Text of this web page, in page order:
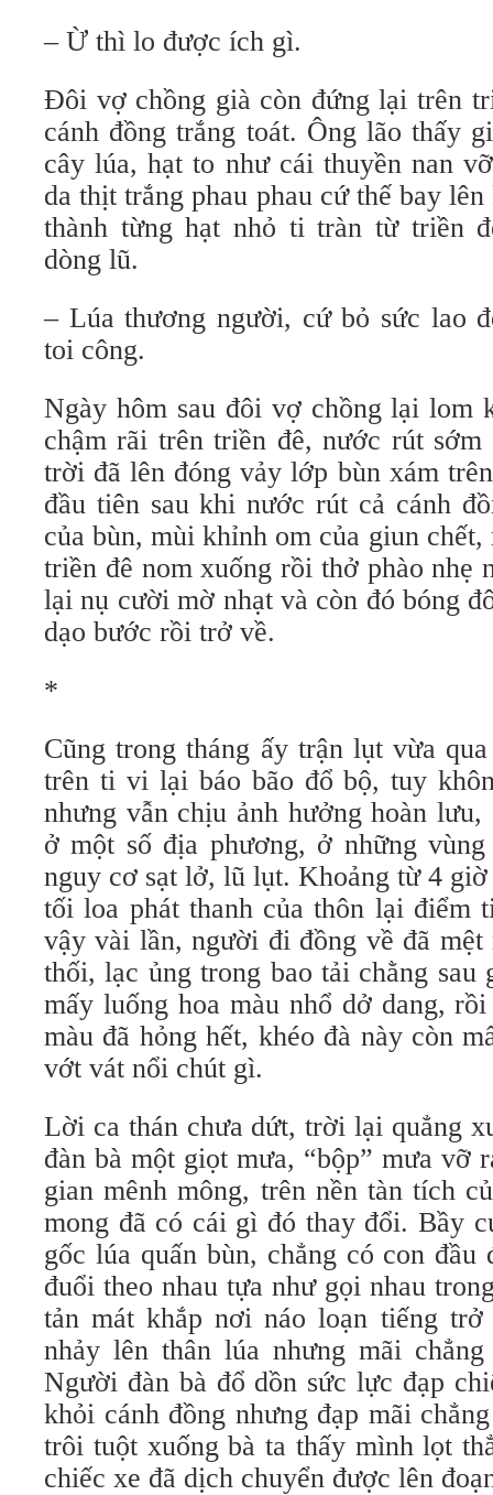
– Ừ thì lo được ích gì.
Đôi vợ chồng già còn đứng lại trên
cánh đồng trắng toát. Ông lão thấy
cây lúa, hạt to như cái thuyền nan
da thịt trắng phau phau cứ thế bay
thành từng hạt nhỏ ti tràn từ triền
dòng lũ.
– Lúa thương người, cứ bỏ sức lao
toi công.
Ngày hôm sau đôi vợ chồng lại lom
chậm rãi trên triền đê, nước rút
trời đã lên đóng vảy lớp bùn xám
đầu tiên sau khi nước rút cả cánh
của bùn, mùi khỉnh om của giun
triền đê nom xuống rồi thở phào nhẹ
lại nụ cười mờ nhạt và còn đó bóng
dạo bước rồi trở về.
*
Cũng trong tháng ấy trận lụt vừa
trên ti vi lại báo bão đổ bộ, tuy
nhưng vẫn chịu ảnh hưởng hoàn
ở một số địa phương, ở những
nguy cơ sạt lở, lũ lụt. Khoảng từ 4
tối loa phát thanh của thôn lại điểm
vậy vài lần, người đi đồng về đã
thối, lạc ủng trong bao tải chằng sau
mấy luống hoa màu nhổ dở dang,
màu đã hỏng hết, khéo đà này còn
vớt vát nổi chút gì.
Lời ca thán chưa dứt, trời lại quẳng
đàn bà một giọt mưa, “bộp” mưa vỡ
gian mênh mông, trên nền tàn tích
mong đã có cái gì đó thay đổi. Bầy
gốc lúa quấn bùn, chẳng có con đầu
đuổi theo nhau tựa như gọi nhau
tản mát khắp nơi náo loạn tiếng
nhảy lên thân lúa nhưng mãi
Người đàn bà đổ dồn sức lực đạp
khỏi cánh đồng nhưng đạp mãi
trôi tuột xuống bà ta thấy mình lọt
chiếc xe đã dịch chuyển được lên